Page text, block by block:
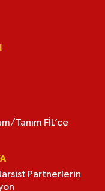
Tanım FİL’ce
Partnerlerin